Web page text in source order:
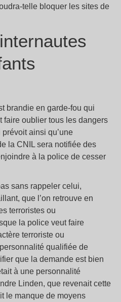
telle bloquer les sites de
brandie en garde-fou qui
faire oublier tous les dangers
ainsi qu’une
la CNIL sera notifiée des
à la police de cesser
sans rappeler celui,
que l’on retrouve en
terroristes ou
la police veut faire
terroriste ou
qualifiée de
que la demande est bien
à une personnalité
Linden, que revenait cette
le manque de moyens